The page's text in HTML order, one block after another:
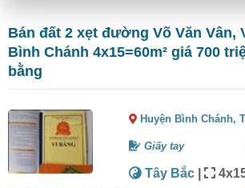
Bán đất 2 xẹt đường Võ Văn Vân,
Bình Chánh 4x15=60m² giá 700
bằng
Huyện Bình Chánh,
Giấy tay
Tây Bắc |